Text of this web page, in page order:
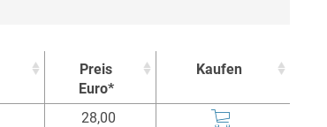
Preis
Euro*
Kaufen
Preis
Kaufen
28,00